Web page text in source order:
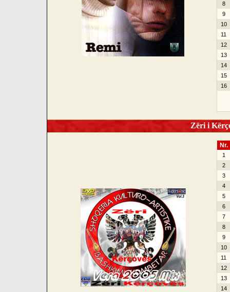
8
9
10
11
12
13
14
15
16
Zëri i
Nr.
1
2
3
4
5
6
7
8
9
10
11
12
13
14